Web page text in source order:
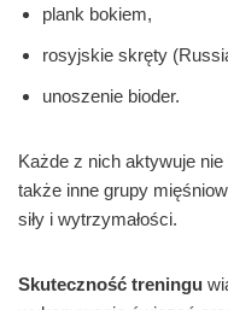
plank bokiem,
rosyjskie skręty
unoszenie bioder.
Każde z nich aktywuje
także inne grupy
siły i wytrzymałości.
Skuteczność treningu